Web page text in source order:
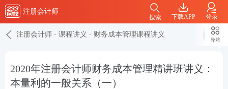
注册会计师
下载APP 登录
搜索
注册会计师 - 课程讲义 - 财务成本管理课程讲义
导航
2020年注册会计师财务成本管理精讲班讲义：
本量利的一般关系（一）